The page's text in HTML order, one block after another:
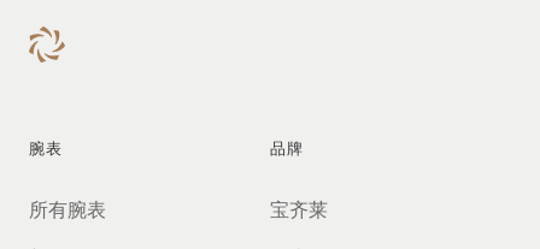
腕表
所有腕表
品牌
宝齐莱